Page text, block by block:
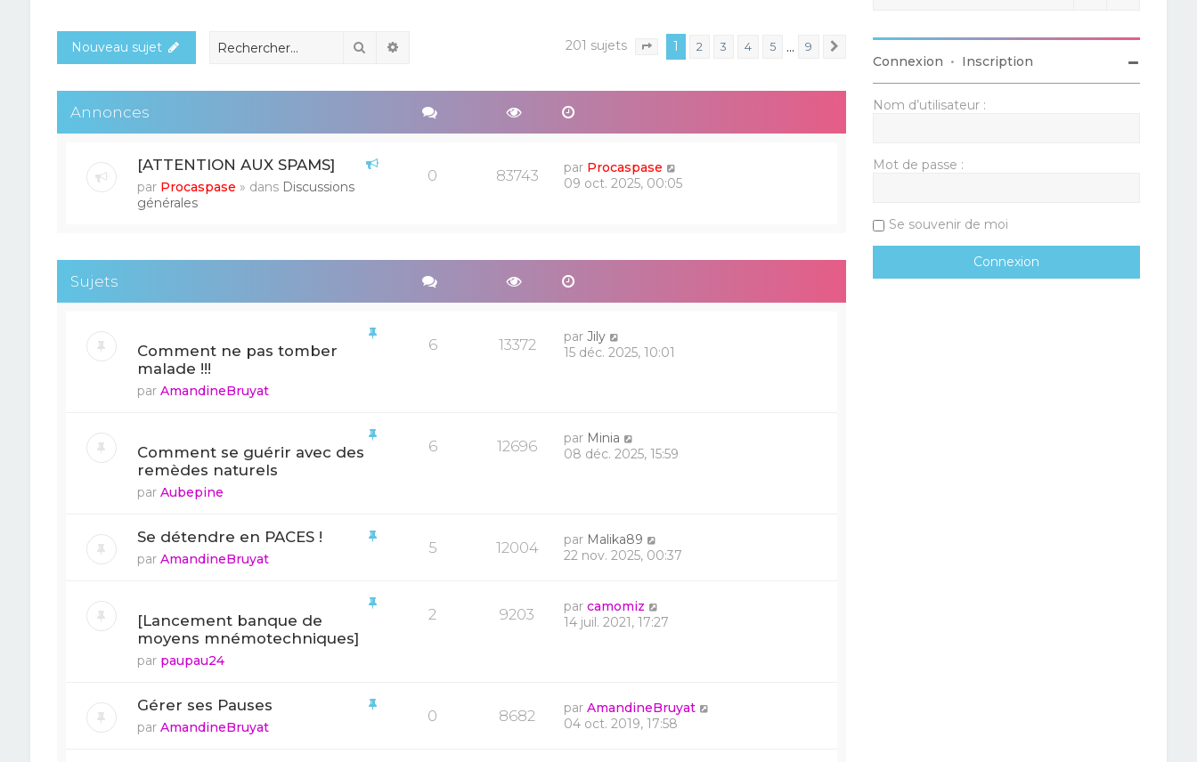
Nouveau sujet Rechercher 201 sujets Page sur 9
1 2 3 4 5 … 9
Annonces
[ATTENTION AUX SPAMS]
par Procaspase » dans Discussions
générales
0 83743 par Procaspase
09 oct. 2025, 00:05
Sujets
Comment ne pas tomber
malade !!!
par AmandineBruyat
6 13372 parJily
15 déc. 2025, 10:01
Comment se guérir avec des
remèdes naturels
par Aubepine
6 12696 par Minia
08 déc. 2025, 15:59
Se détendre en PACES !
par AmandineBruyat
5 12004 par Malika89
22 nov. 2025, 00:37
[Lancement banque de
moyens mnémotechniques]
par paupau24
2 9203 parcamomiz
14 juil. 2021, 17:27
Gérer ses Pauses
par AmandineBruyat
0 8682 parAmandineBruyat
04 oct. 2019, 17:58
Connexion • Inscription
Nom d’utilisateur :
Mot de passe :
Se souvenir de moi